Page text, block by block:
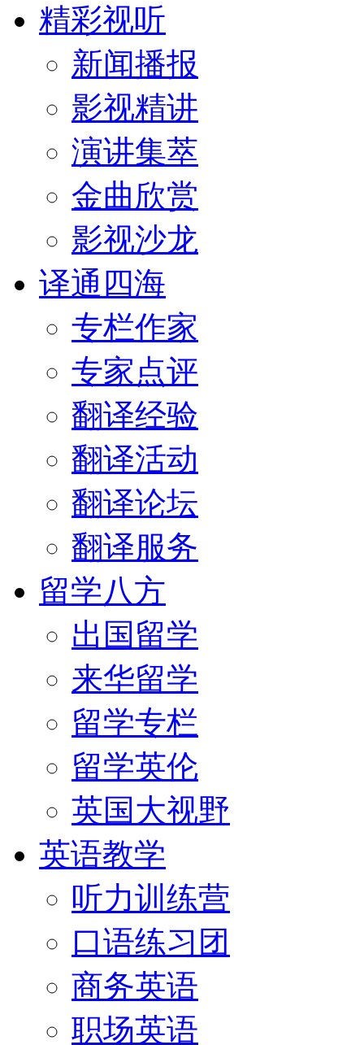
精彩视听
新闻播报
影视精讲
演讲集萃
金曲欣赏
影视沙龙
译通四海
专栏作家
专家点评
翻译经验
翻译活动
翻译论坛
翻译服务
留学八方
出国留学
来华留学
留学专栏
留学英伦
英国大视野
英语教学
听力训练营
口语练习团
商务英语
职场英语